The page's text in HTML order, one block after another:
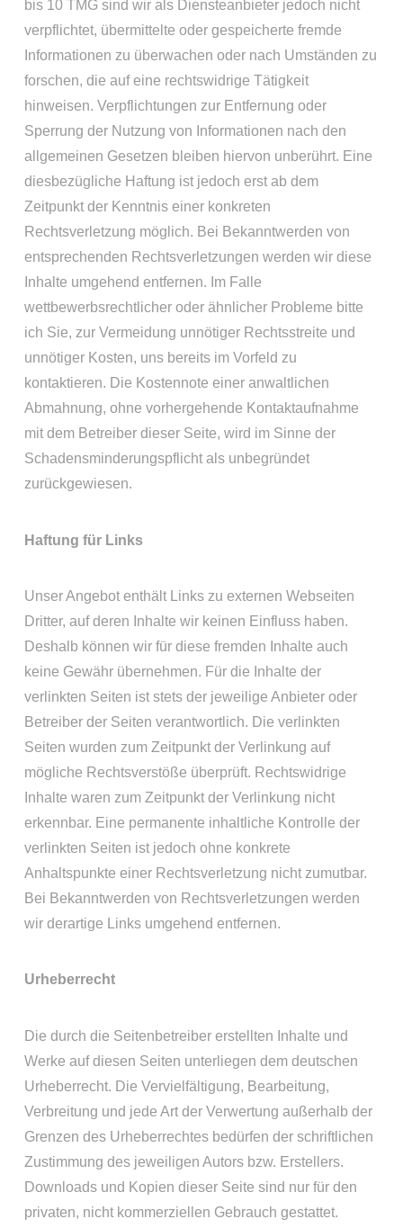
bis 10 TMG sind wir als Diensteanbieter jedoch nicht
verpflichtet, übermittelte oder gespeicherte fremde
Informationen zu überwachen oder nach Umständen zu
forschen, die auf eine rechtswidrige Tätigkeit
hinweisen. Verpflichtungen zur Entfernung oder
Sperrung der Nutzung von Informationen nach den
allgemeinen Gesetzen bleiben hiervon unberührt. Eine
diesbezügliche Haftung ist jedoch erst ab dem
Zeitpunkt der Kenntnis einer konkreten
Rechtsverletzung möglich. Bei Bekanntwerden von
entsprechenden Rechtsverletzungen werden wir diese
Inhalte umgehend entfernen. Im Falle
wettbewerbsrechtlicher oder ähnlicher Probleme bitte
ich Sie, zur Vermeidung unnötiger Rechtsstreite und
unnötiger Kosten, uns bereits im Vorfeld zu
kontaktieren. Die Kostennote einer anwaltlichen
Abmahnung, ohne vorhergehende Kontaktaufnahme
mit dem Betreiber dieser Seite, wird im Sinne der
Schadensminderungspflicht als unbegründet
zurückgewiesen.
Haftung für Links
Unser Angebot enthält Links zu externen Webseiten
Dritter, auf deren Inhalte wir keinen Einfluss haben.
Deshalb können wir für diese fremden Inhalte auch
keine Gewähr übernehmen. Für die Inhalte der
verlinkten Seiten ist stets der jeweilige Anbieter oder
Betreiber der Seiten verantwortlich. Die verlinkten
Seiten wurden zum Zeitpunkt der Verlinkung auf
mögliche Rechtsverstöße überprüft. Rechtswidrige
Inhalte waren zum Zeitpunkt der Verlinkung nicht
erkennbar. Eine permanente inhaltliche Kontrolle der
verlinkten Seiten ist jedoch ohne konkrete
Anhaltspunkte einer Rechtsverletzung nicht zumutbar.
Bei Bekanntwerden von Rechtsverletzungen werden
wir derartige Links umgehend entfernen.
Urheberrecht
Die durch die Seitenbetreiber erstellten Inhalte und
Werke auf diesen Seiten unterliegen dem deutschen
Urheberrecht. Die Vervielfältigung, Bearbeitung,
Verbreitung und jede Art der Verwertung außerhalb der
Grenzen des Urheberrechtes bedürfen der schriftlichen
Zustimmung des jeweiligen Autors bzw. Erstellers.
Downloads und Kopien dieser Seite sind nur für den
privaten, nicht kommerziellen Gebrauch gestattet.